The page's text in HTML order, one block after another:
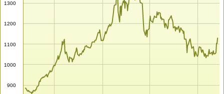
900
1000
1100
1200
1300